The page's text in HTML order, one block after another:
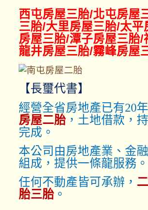
西屯房屋三胎/北屯房屋
三胎/大里房屋三胎/太平
房屋三胎/潭子房屋三胎/
龍井房屋三胎/霧峰房屋
【長璽代書】
經營全省房地產已有20
房屋二胎 ，土地借款，
完成。
本公司由房地產業、金
組成，提供一條龍服務。
任何不動產皆可承辦，
胎三胎 。